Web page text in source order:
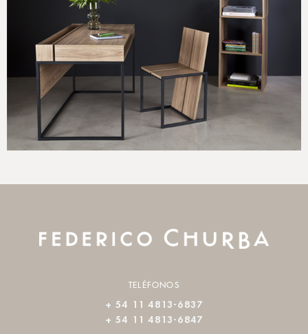
TELÉFONOS
+ 54 11 4813-6837
+ 54 11 4813-6847